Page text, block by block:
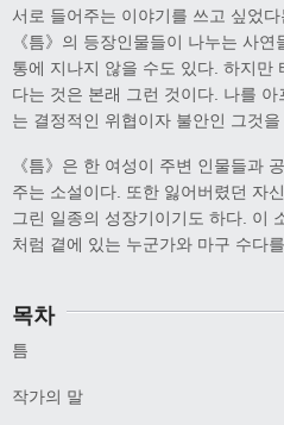
서로 들어주는 이야기를 쓰고 싶었
《틈》의 등장인물들이 나누는 사
통에 지나지 않을 수도 있다. 하지만
다는 것은 본래 그런 것이다. 나를
는 결정적인 위협이자 불안인 그것
《틈》은 한 여성이 주변 인물들과
주는 소설이다. 또한 잃어버렸던 자
그린 일종의 성장기이기도 하다. 이
처럼 곁에 있는 누군가와 마구 수다
목차
틈
작가의 말